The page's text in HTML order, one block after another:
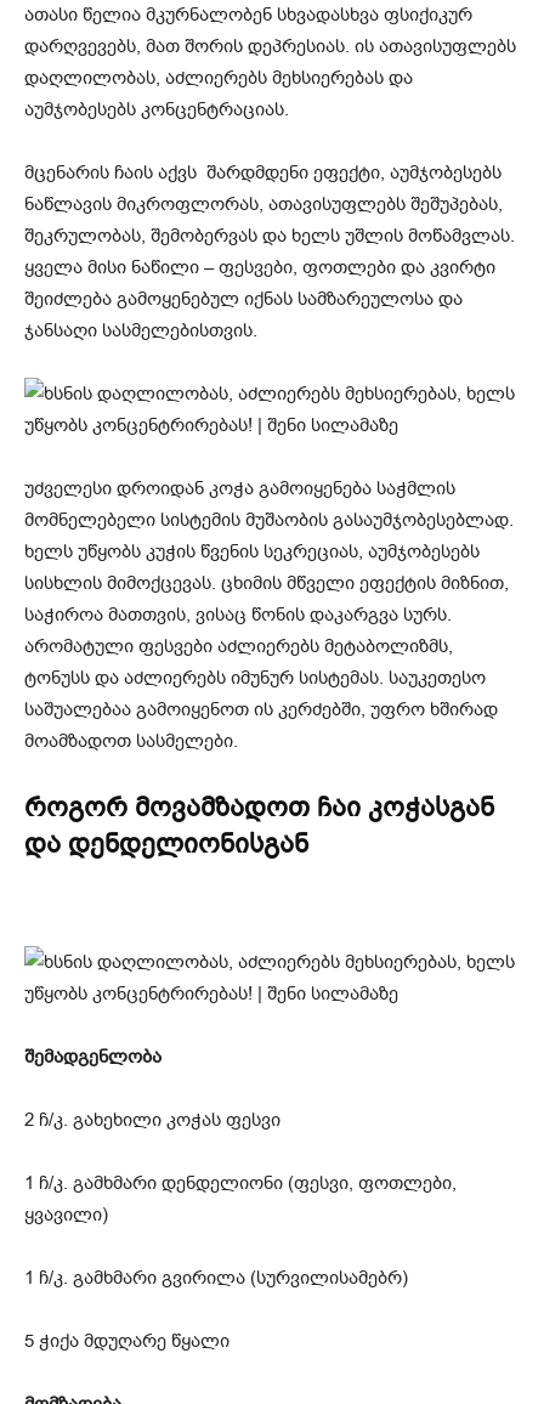
ათასი წელია მკურნალობენ სხვადასხვა ფსიქიკურ
დარღვევებს, მათ შორის დეპრესიას. ის ათავისუფლებს
დაღლილობას, აძლიერებს მეხსიერებას და
აუმჯობესებს კონცენტრაციას.
მცენარის ჩაის აქვს შარდმდენი ეფექტი, აუმჯობესებს
ნაწლავის მიკროფლორას, ათავისუფლებს შეშუპებას,
შეკრულობას, შემობერვას და ხელს უშლის მოწამვლას.
ყველა მისი ნაწილი – ფესვები, ფოთლები და კვირტი
შეიძლება გამოყენებულ იქნას სამზარეულოსა და
ჯანსაღი სასმელებისთვის.
უძველესი დროიდან კოჭა გამოიყენება საჭმლის
მომნელებელი სისტემის მუშაობის გასაუმჯობესებლად.
ხელს უწყობს კუჭის წვენის სეკრეციას, აუმჯობესებს
სისხლის მიმოქცევას. ცხიმის მწველი ეფექტის მიზნით,
საჭიროა მათთვის, ვისაც წონის დაკარგვა სურს.
არომატული ფესვები აძლიერებს მეტაბოლიზმს,
ტონუსს და აძლიერებს იმუნურ სისტემას. საუკეთესო
საშუალებაა გამოიყენოთ ის კერძებში, უფრო ხშირად
მოამზადოთ სასმელები.
როგორ მოვამზადოთ ჩაი კოჭასგან
და დენდელიონისგან
შემადგენლობა
2 ჩ/კ. გახეხილი კოჭას ფესვი
1 ჩ/კ. გამხმარი დენდელიონი (ფესვი, ფოთლები,
ყვავილი)
1 ჩ/კ. გამხმარი გვირილა (სურვილისამებრ)
5 ჭიქა მდუღარე წყალი